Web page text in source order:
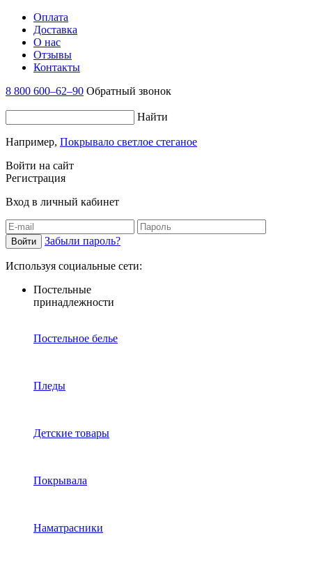
Оплата
Доставка
О нас
Отзывы
Контакты
8 800 600–62–90 Обратный звонок
Найти
Например, Покрывало светлое стеганое
Войти на сайт
Регистрация
Вход в личный кабинет
Забыли пароль?
Используя социальные сети:
Постельные
принадлежности
Постельное белье
Пледы
Детские товары
Покрывала
Наматрасники